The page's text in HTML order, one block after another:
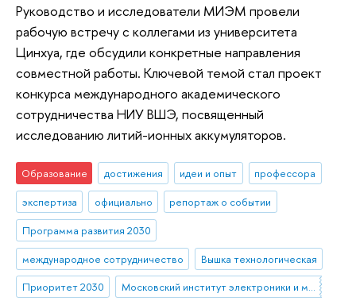
Руководство и исследователи МИЭМ провели
рабочую встречу с коллегами из университета
Цинхуа, где обсудили конкретные направления
совместной работы. Ключевой темой стал проект
конкурса международного академического
сотрудничества НИУ ВШЭ, посвященный
исследованию литий-ионных аккумуляторов.
Образование достижения идеи и опыт
профессора
экспертиза
официально
репортаж о событии
Программа развития 2030
международное сотрудничество
Вышка технологическая
Приоритет 2030
Московский институт электроники и математики им. А.Н. Тихонова